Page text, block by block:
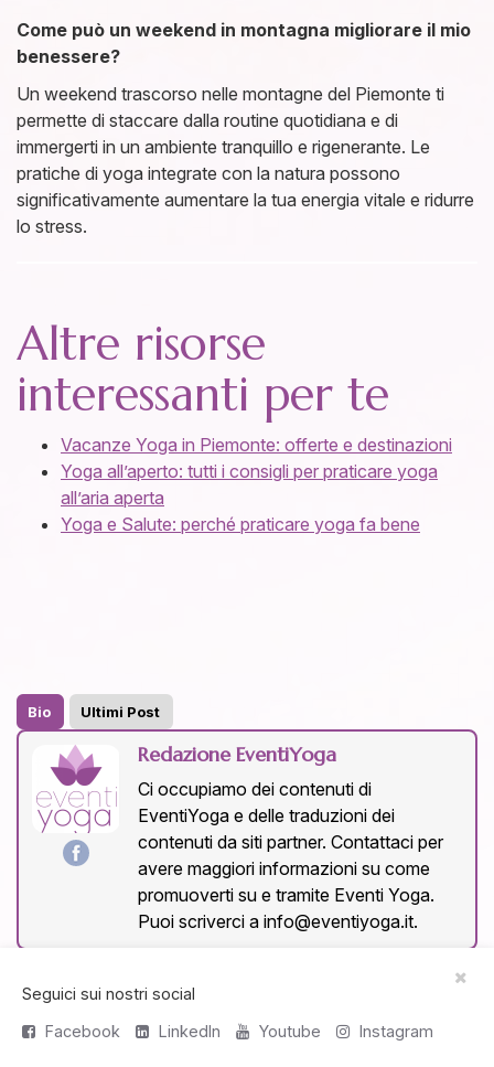
Come può un weekend in montagna migliorare il mio
benessere?
Un weekend trascorso nelle montagne del Piemonte ti
permette di staccare dalla routine quotidiana e di
immergerti in un ambiente tranquillo e rigenerante. Le
pratiche di yoga integrate con la natura possono
significativamente aumentare la tua energia vitale e ridurre
lo stress.
Altre risorse
interessanti per te
Vacanze Yoga in Piemonte: offerte e destinazioni
Yoga all’aperto: tutti i consigli per praticare yoga
all’aria aperta
Yoga e Salute: perché praticare yoga fa bene
Bio Ultimi Post
Redazione EventiYoga
Ci occupiamo dei contenuti di
EventiYoga e delle traduzioni dei
contenuti da siti partner. Contattaci per
avere maggiori informazioni su come
promuoverti su e tramite Eventi Yoga.
Puoi scriverci a info@eventiyoga.it.
Contenuti simili
Seguici sui nostri social
Facebook
LinkedIn Youtube Instagram